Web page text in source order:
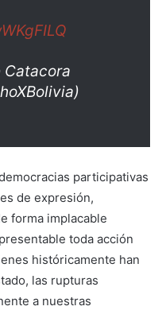
participativas
de expresión,
forma implacable
toda acción
históricamente han
las rupturas
a nuestras